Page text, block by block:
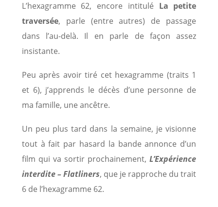
L’hexagramme 62, encore intitulé La petite
traversée, parle (entre autres) de passage
dans l’au-delà. Il en parle de façon assez
insistante.
Peu après avoir tiré cet hexagramme (traits 1
et 6), j’apprends le décès d’une personne de
ma famille, une ancêtre.
Un peu plus tard dans la semaine, je visionne
tout à fait par hasard la bande annonce d’un
film qui va sortir prochainement, L’Expérience
interdite – Flatliners, que je rapproche du trait
6 de l’hexagramme 62.